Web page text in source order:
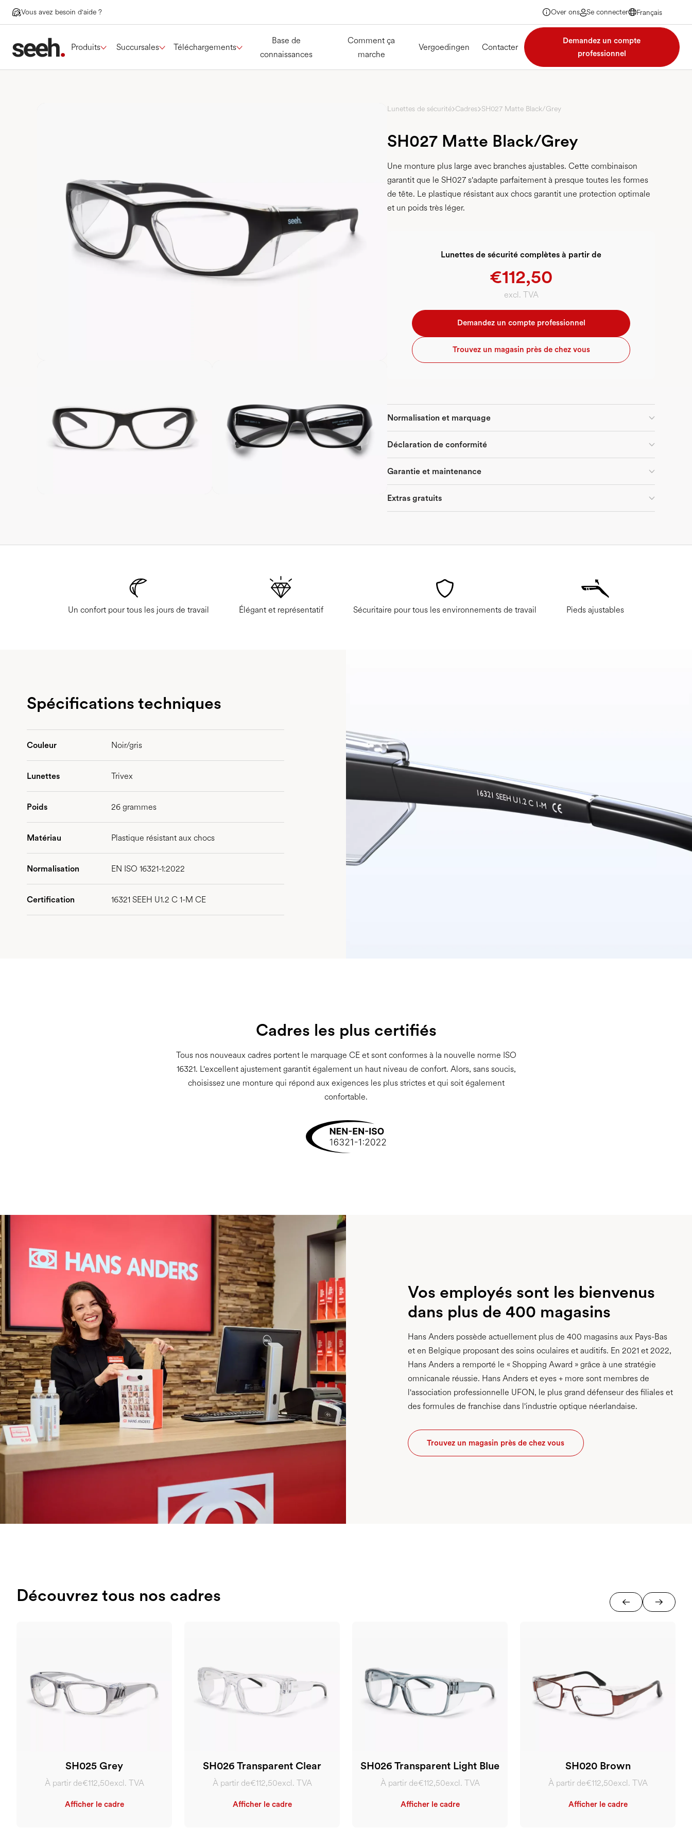
Vous avez besoin d'aide ? Over ons Se connecter
Français
Français
Français
Produits Succursales Téléchargements
Base de
connaissances
Comment ça
marche
Vergoedingen Contacter
Demandez un compte
professionnel
Lunettes de sécurité Cadres SH027 Matte Black/Grey
SH027 Matte Black/Grey
Une monture plus large avec branches ajustables. Cette combinaison
garantit que le SH027 s'adapte parfaitement à presque toutes les formes
de tête. Le plastique résistant aux chocs garantit une protection optimale
et un poids très léger.
Lunettes de sécurité complètes à partir de
€112,50
excl. TVA
Demandez un compte professionnel
Trouvez un magasin près de chez vous
Normalisation et marquage
Déclaration de conformité
Garantie et maintenance
Extras gratuits
Un confort pour tous les jours de travail Élégant et représentatif Sécuritaire pour tous les environnements de travail Pieds ajustables
Spécifications techniques
Couleur Noir/gris
Lunettes Trivex
Poids 26 grammes
Matériau Plastique résistant aux chocs
Normalisation EN ISO 16321-1:2022
Certification 16321 SEEH U1.2 C 1-M CE
Cadres les plus certifiés
Tous nos nouveaux cadres portent le marquage CE et sont conformes à la nouvelle norme ISO
16321. L'excellent ajustement garantit également un haut niveau de confort. Alors, sans soucis,
choisissez une monture qui répond aux exigences les plus strictes et qui soit également
confortable.
Vos employés sont les bienvenus
dans plus de 400 magasins
Hans Anders possède actuellement plus de 400 magasins aux Pays-Bas
et en Belgique proposant des soins oculaires et auditifs. En 2021 et 2022,
Hans Anders a remporté le « Shopping Award » grâce à une stratégie
omnicanale réussie. Hans Anders et eyes + more sont membres de
l'association professionnelle UFON, le plus grand défenseur des filiales et
des formules de franchise dans l'industrie optique néerlandaise.
Trouvez un magasin près de chez vous
Découvrez tous nos cadres
SH025 Grey
À partir de€112,50excl. TVA
Afficher le cadre
SH026 Transparent Clear
À partir de€112,50excl. TVA
Afficher le cadre
SH026 Transparent Light Blue
À partir de€112,50excl. TVA
Afficher le cadre
SH020 Brown
À partir de€112,50excl. TVA
Afficher le cadre